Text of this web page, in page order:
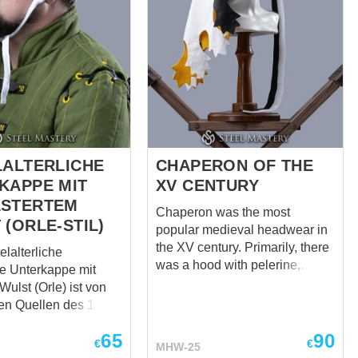
MIT
(ORLE-STIL)
Unterkappe mit
(Orle) ist von
Quellen des 14.–
kombiniert eine
€65
CHAPERON OF THE
XV CENTURY
Chaperon was the most
popular medieval headwear in
the XV century. Primarily, there
was a hood with pelerine,
turban, decorated with festoons
of different shape. Chaperons
MHW-25 €90